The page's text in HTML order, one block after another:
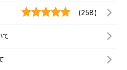
(258)
て